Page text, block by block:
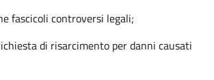
fascicoli controversi legali;
di risarcimento per danni causati